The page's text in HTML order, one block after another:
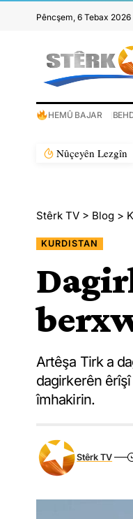
Pêncşem, 6 Tebax 2026
HEMÛ BAJAR
Nûçeyên Lezgîn
Stêrk TV > Blog >
KURDISTAN
Artêşa Tirk a
dagirkerên
îmhakirin.
Stêrk TV